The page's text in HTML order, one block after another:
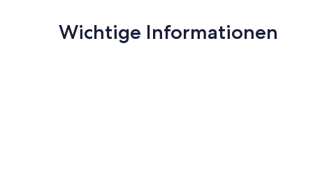
Wichtige Informationen